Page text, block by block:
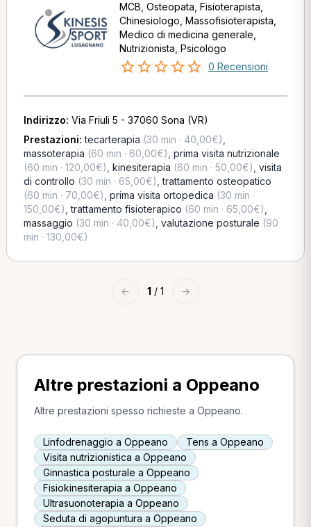
MCB, Osteopata, Fisioterapista,
Chinesiologo, Massofisioterapista,
Medico di medicina generale,
Nutrizionista, Psicologo
0 Recensioni
Indirizzo: Via Friuli 5 - 37060 Sona (VR)
Prestazioni:tecarterapia (30 min · 40,00€)
massoterapia (60 min · 60,00€) prima visita nutrizionale
(60 min · 120,00€) kinesiterapia (60 min · 50,00€) visita
di controllo (30 min · 65,00€) ,trattamento osteopatico
(60 min · 70,00€) prima visita ortopedica (30 min ·
150,00€) ,trattamento fisioterapico (60 min · 65,00€)
massaggio (30 min · 40,00€) valutazione posturale (90
min · 130,00€)
← 1 / 1 →
Altre prestazioni a Oppeano
Altre prestazioni spesso richieste a Oppeano.
Linfodrenaggio a Oppeano
Tens a Oppeano
Visita nutrizionistica a Oppeano
Ginnastica posturale a Oppeano
Fisiokinesiterapia a Oppeano
Ultrasuonoterapia a Oppeano
Seduta di agopuntura a Oppeano